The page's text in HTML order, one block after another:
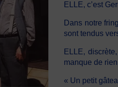
ELLE, c’est
Dans notre
sont tendus
ELLE,
manque de
« Un petit